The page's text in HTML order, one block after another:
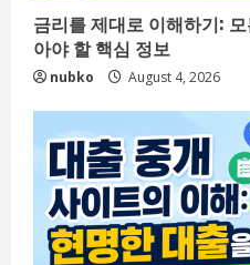
금리를 제대로 이해하기:
아야 할 핵심 정보
nubko August 4, 2026